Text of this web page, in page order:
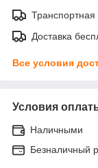
Доставка
Все условия
Условия
Наличными
Безналичный